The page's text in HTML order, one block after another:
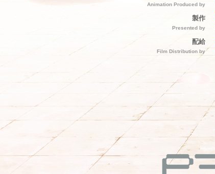
Animation Produced by
製作
Presented by
配給
Film Distribution by